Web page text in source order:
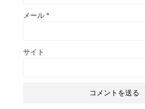
メール *
サイト